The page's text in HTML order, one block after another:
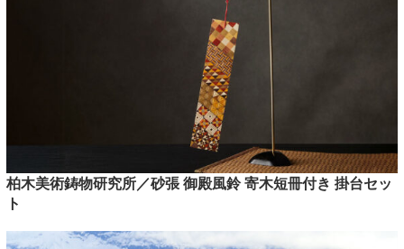
柏木美術鋳物研究所／砂張 御殿風鈴 寄木短冊付き 掛台セッ
ト